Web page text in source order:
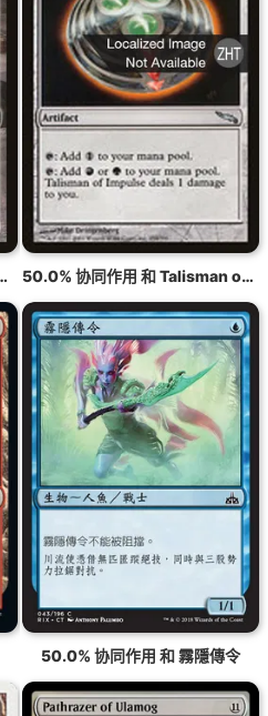
50.0% 协同作用 和 霧隱傳令